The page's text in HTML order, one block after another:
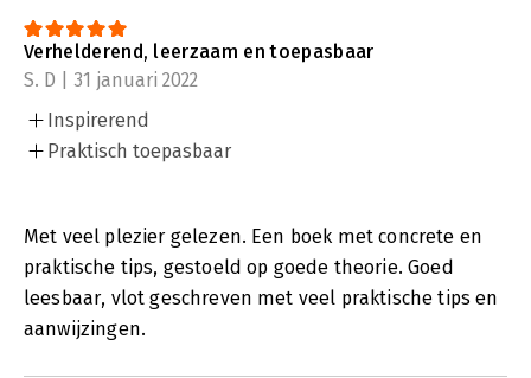
Verhelderend, leerzaam en toepasbaar
S. D | 31 januari 2022
Inspirerend
Praktisch toepasbaar
Met veel plezier gelezen. Een boek met concrete en
praktische tips, gestoeld op goede theorie. Goed
leesbaar, vlot geschreven met veel praktische tips en
aanwijzingen.